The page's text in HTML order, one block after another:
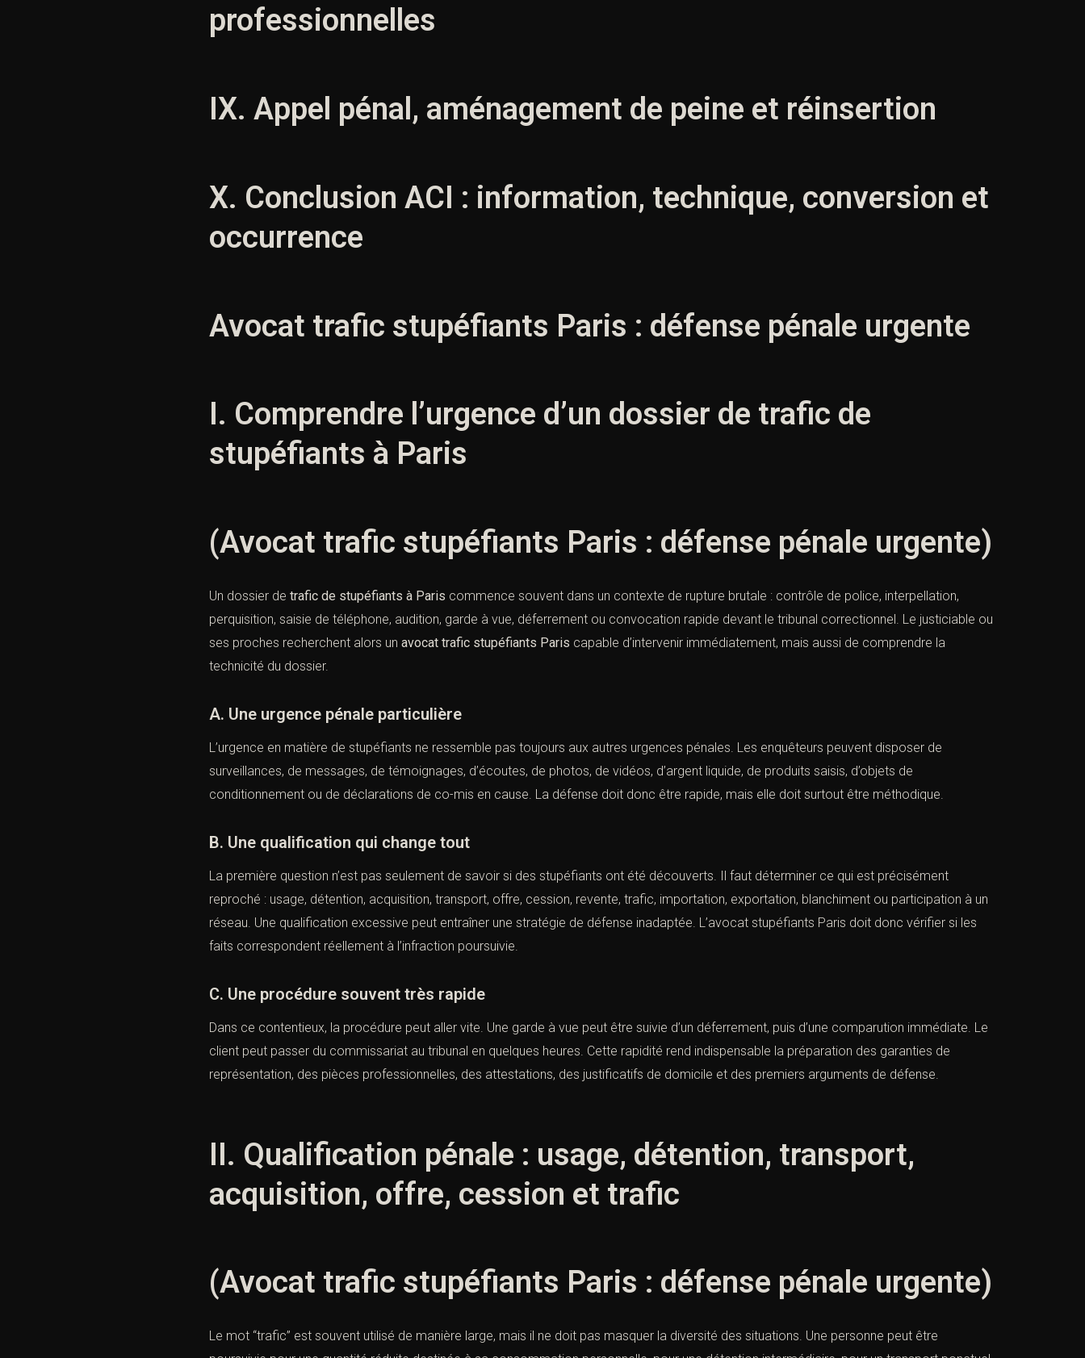
professionnelles
IX. Appel pénal, aménagement de peine et réinsertion
X. Conclusion ACI : information, technique, conversion et
occurrence
Avocat trafic stupéfiants Paris : défense pénale urgente
I. Comprendre l’urgence d’un dossier de trafic de
stupéfiants à Paris
(Avocat trafic stupéfiants Paris : défense pénale urgente)
Un dossier de trafic de stupéfiants à Paris commence souvent dans un contexte de rupture brutale : contrôle de police, interpellation,
perquisition, saisie de téléphone, audition, garde à vue, déferrement ou convocation rapide devant le tribunal correctionnel. Le justiciable ou
ses proches recherchent alors un avocat trafic stupéfiants Paris capable d’intervenir immédiatement, mais aussi de comprendre la
technicité du dossier.
A. Une urgence pénale particulière
L’urgence en matière de stupéfiants ne ressemble pas toujours aux autres urgences pénales. Les enquêteurs peuvent disposer de
surveillances, de messages, de témoignages, d’écoutes, de photos, de vidéos, d’argent liquide, de produits saisis, d’objets de
conditionnement ou de déclarations de co-mis en cause. La défense doit donc être rapide, mais elle doit surtout être méthodique.
B. Une qualification qui change tout
La première question n’est pas seulement de savoir si des stupéfiants ont été découverts. Il faut déterminer ce qui est précisément
reproché : usage, détention, acquisition, transport, offre, cession, revente, trafic, importation, exportation, blanchiment ou participation à un
réseau. Une qualification excessive peut entraîner une stratégie de défense inadaptée. L’avocat stupéfiants Paris doit donc vérifier si les
faits correspondent réellement à l’infraction poursuivie.
C. Une procédure souvent très rapide
Dans ce contentieux, la procédure peut aller vite. Une garde à vue peut être suivie d’un déferrement, puis d’une comparution immédiate. Le
client peut passer du commissariat au tribunal en quelques heures. Cette rapidité rend indispensable la préparation des garanties de
représentation, des pièces professionnelles, des attestations, des justificatifs de domicile et des premiers arguments de défense.
II. Qualification pénale : usage, détention, transport,
acquisition, offre, cession et trafic
(Avocat trafic stupéfiants Paris : défense pénale urgente)
Le mot “trafic” est souvent utilisé de manière large, mais il ne doit pas masquer la diversité des situations. Une personne peut être